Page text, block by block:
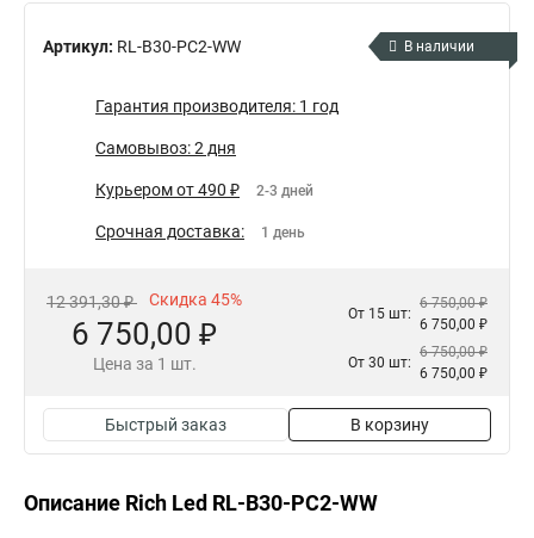
Артикул: RL-B30-PC2-WW В наличии
Гарантия производителя: 1 год
Самовывоз: 2 дня
Курьером от 490 ₽ 2-3 дней
Срочная доставка: 1 день
12 391,30 ₽ Скидка 45%
6 750,00 ₽
Цена за 1 шт.
От 15 шт:
6 750,00 ₽
6 750,00 ₽
От 30 шт:
6 750,00 ₽
6 750,00 ₽
Быстрый заказ В корзину
Описание Rich Led RL-B30-PC2-WW